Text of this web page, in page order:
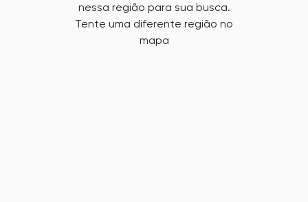
nessa região para sua busca.
Tente uma diferente região no
mapa